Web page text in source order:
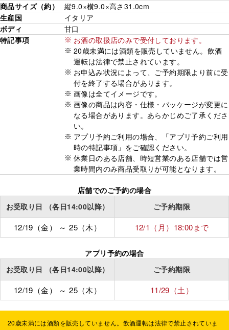
商品サイズ（約）
縦9.0×横9.0×高さ31.0cm
生産国
イタリア
ボディ
甘口
特記事項
お酒の取扱店のみで受付しております。
20歳未満には酒類を販売していません。飲酒
運転は法律で禁止されています。
お申込み状況によって、ご予約期限より前に受
付を終了する場合があります。
画像は全てイメージです。
画像の商品は内容・仕様・パッケージが変更に
なる場合があります。あらかじめご了承くださ
い。
アプリ予約ご利用の場合、「アプリ予約ご利用
時の特記事項」をご確認ください。
休業日のある店舗、時短営業のある店舗では営
業時間内のみ商品受取りが可能となります。
店舗でのご予約の場合
お受取り日
（各日14:00以降） ご予約期限
12/19（金） ～25（木） 12/1（月） 18:00まで
アプリ予約の場合
お受取り日
（各日14:00以降） ご予約期限
12/19（金） ～25（木） 11/29（土）
20歳未満には酒類を販売していません。飲酒運転は法律で禁止されていま